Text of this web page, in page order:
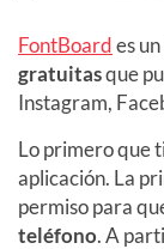
FontBoardes
gratuitasque
Instagram,
Lo primero que
aplicación. La
permiso para
teléfono. A